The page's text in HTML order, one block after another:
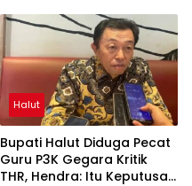
Halut
Bupati Halut Diduga Pecat
Guru P3K Gegara Kritik
THR, Hendra: Itu Keputusan